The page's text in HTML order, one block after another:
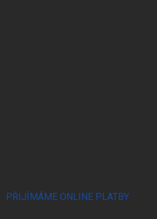
PŘIJÍMÁME ONLINE PLATBY